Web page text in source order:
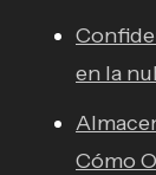
en la
Cómo